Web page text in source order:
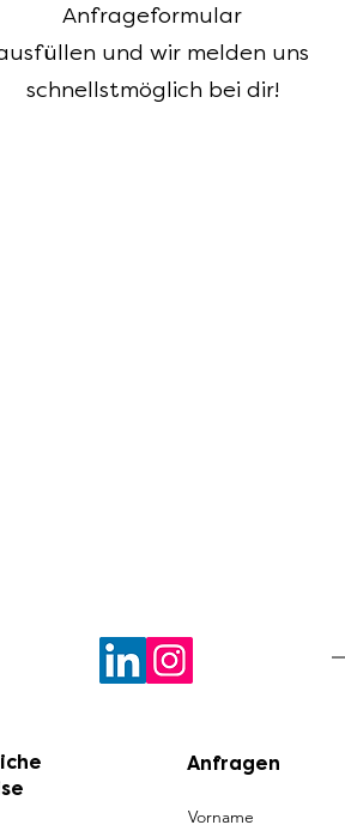
Anfrageformular
und wir melden uns
schnellstmöglich bei dir!
Anfragen
Vorname